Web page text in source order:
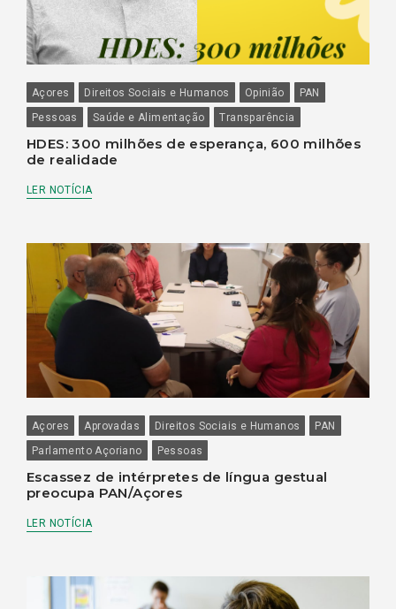
Açores Direitos Sociais e Humanos Opinião
PAN
Pessoas
Saúde e Alimentação Transparência
HDES: 300 milhões de esperança, 600 milhões
de realidade
LER NOTÍCIA
Açores Aprovadas Direitos Sociais e Humanos
PAN
Parlamento Açoriano
Pessoas
Escassez de intérpretes de língua gestual
preocupa PAN/Açores
LER NOTÍCIA